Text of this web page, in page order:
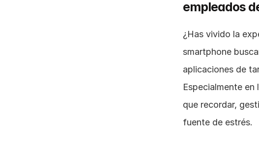
empleados
¿Has vivido la
smartphone
aplicaciones de
Especialmente
que recordar,
fuente de estrés.